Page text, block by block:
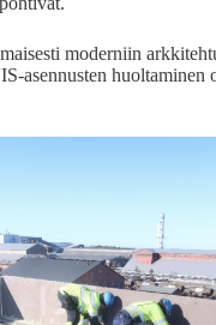
moderniin
asennusten huoltaminen